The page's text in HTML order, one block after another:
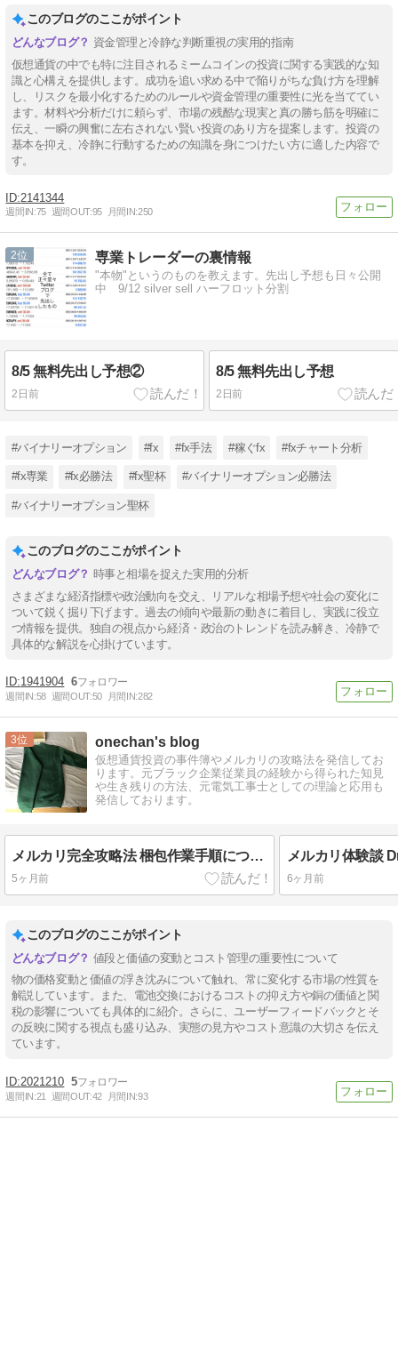
このブログのここがポイント
資金管理と冷静な判断重視の実用的指南
仮想通貨の中でも特に注目されるミームコインの投資に関する実践的な知
識と心構えを提供します。成功を追い求める中で陥りがちな負け方を理解
し、リスクを最小化するためのルールや資金管理の重要性に光を当ててい
ます。材料や分析だけに頼らず、市場の残酷な現実と真の勝ち筋を明確に
伝え、一瞬の興奮に左右されない賢い投資のあり方を提案します。投資の
基本を抑え、冷静に行動するための知識を身につけたい方に適した内容で
す。
2141344
週間IN:75 週間OUT:95 月間IN:250
2 専業トレーダーの裏情報
"本物"というのものを教えます。先出し予想も日々公開
中 9/12 silver sell ハーフロット分割
8/5 無料先出し予想②
2日前
8/5 無料先出し予想
2日前
#バイナリーオプション #fx #fx手法 #稼ぐfx #fxチャート分析
#fx専業 #fx必勝法 #fx聖杯 #バイナリーオプション必勝法
#バイナリーオプション聖杯
このブログのここがポイント
時事と相場を捉えた実用的分析
さまざまな経済指標や政治動向を交え、リアルな相場予想や社会の変化に
ついて鋭く掘り下げます。過去の傾向や最新の動きに着目し、実践に役立
つ情報を提供。独自の視点から経済・政治のトレンドを読み解き、冷静で
具体的な解説を心掛けています。
1941904 6
週間IN:58 週間OUT:50 月間IN:282
3 onechan's blog
仮想通貨投資の事件簿やメルカリの攻略法を発信してお
ります。元ブラック企業従業員の経験から得られた知見
や生き残りの方法、元電気工事士としての理論と応用も
発信しております。
メルカリ完全攻略法 梱包作業手順について パーカー スウェットの例
5ヶ月前 6ヶ月前
このブログのここがポイント
値段と価値の変動とコスト管理の重要性について
物の価格変動と価値の浮き沈みについて触れ、常に変化する市場の性質を
解説しています。また、電池交換におけるコストの抑え方や銅の価値と関
税の影響についても具体的に紹介。さらに、ユーザーフィードバックとそ
の反映に関する視点も盛り込み、実態の見方やコスト意識の大切さを伝え
ています。
2021210 5
週間IN:21 週間OUT:42 月間IN:93